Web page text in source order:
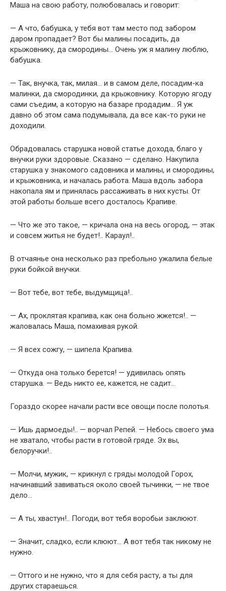
Маша на свою работу, полюбовалась и говорит:
— А что, бабушка, у тебя вот там место под забором
даром пропадает? Вот бы малины посадить, да
крыжовнику, да смородины… Очень уж я малину люблю,
бабушка.
— Так, внучка, так, милая… и в самом деле, посадим-ка
малинки, да смородинки, да крыжовнику. Которую ягоду
сами съедим, а которую на базаре продадим… Я уж
давно об этом сама подумывала, да все как-то руки не
доходили.
Обрадовалась старушка новой статье дохода, благо у
внучки руки здоровые. Сказано — сделано. Накупила
старушка у знакомого садовника и малины, и смородины,
и крыжовника, и началась работа. Маша вдоль забора
накопала ям и принялась рассаживать в них кусты. От
этой работы больше всего досталось Крапиве.
— Что же это такое, — кричала она на весь огород, — этак
и совсем житья не будет!.. Караул!..
В отчаянье она несколько раз пребольно ужалила белые
руки бойкой внучки.
— Вот тебе, вот тебе, выдумщица!..
— Ах, проклятая крапива, как она больно жжется!.. —
жаловалась Маша, помахивая рукой.
— Я всех сожгу, — шипела Крапива.
— Откуда она только берется! — удивилась опять
старушка. — Ведь никто ее, кажется, не садит…
Гораздо скорее начали расти все овощи после полотья.
— Ишь дармоеды!.. — ворчал Репей. — Небось своего ума
не хватало, чтобы расти в готовой гряде. Эх вы,
белоручки!..
— Молчи, мужик, — крикнул с гряды молодой Горох,
начинавший завиваться около своей тычинки, — не твое
дело…
— А ты, хвастун!.. Погоди, вот тебя воробьи заклюют.
— Значит, сладко, если клюют… А вот тебя так никому не
нужно.
— Оттого и не нужно, что я для себя расту, а ты для
других стараешься.